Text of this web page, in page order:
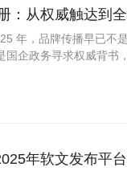
：从权威触达到
年，品牌传播早已不
国企政务寻求权威背书
年软文发布平